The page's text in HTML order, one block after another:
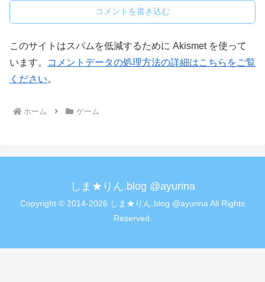
コメントを書き込む
このサイトはスパムを低減するために Akismet を使って
います。
コメントデータの処理方法の詳細はこちらをご覧
ください。
ホーム ゲーム
しま★りん.blog @ayurina
Copyright © 2014-2026 しま★りん.blog @ayurina All Rights
Reserved.